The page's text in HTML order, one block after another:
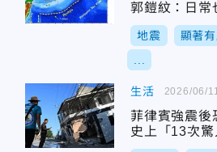
郭鎧紋：日常
地震 顯著
生活
菲律賓強震後
史上「13次驚
2026/06/